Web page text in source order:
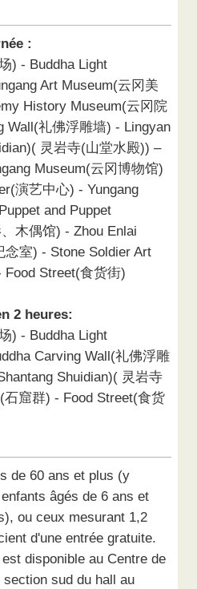
:
) - Buddha Light
Art Museum(云冈美
History Museum(云冈院
Wall(礼佛浮雕墙) - Lingyan
灵岩寺(山堂水殿)) –
Museum(云冈博物馆)
演艺中心) - Yungang
and Puppet
木偶馆) - Zhou Enlai
室) - Stone Soldier Art
Street(食货街)
2 heures:
) - Buddha Light
Carving Wall(礼佛浮雕
Shuidian)( 灵岩寺
窟群) - Food Street(食货
de 60 ans et plus (y
âgés de 6 ans et
ou ceux mesurant 1,2
d'une entrée gratuite.
disponible au Centre de
sud du hall au